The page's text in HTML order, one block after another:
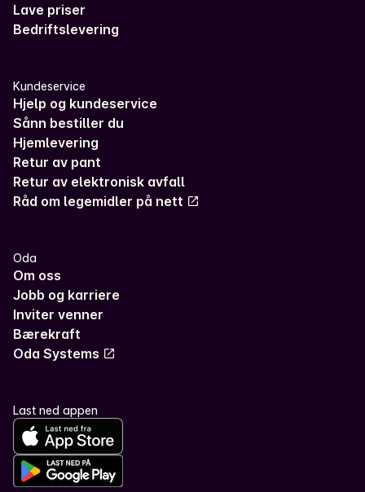
Lave priser
Bedriftslevering
Kundeservice
Hjelp og kundeservice
Sånn bestiller du
Hjemlevering
Retur av pant
Retur av elektronisk avfall
Råd om legemidler på nett
Oda
Om oss
Jobb og karriere
Inviter venner
Bærekraft
Oda Systems
Last ned appen